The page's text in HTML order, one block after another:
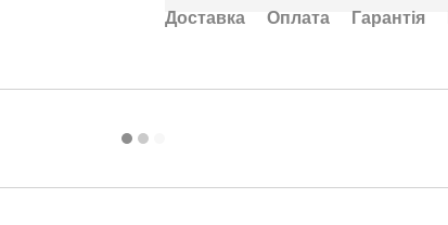
Доставка Оплата Гарантія